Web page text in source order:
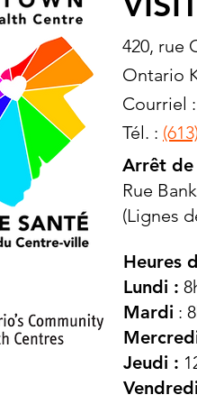
420, rue
Ontario
Courriel :
Tél. :
Arrêt de
Rue
(Lignes
Heures
Lundi :
Mardi :
Jeudi :